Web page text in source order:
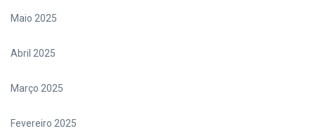
Maio 2025
Abril 2025
Março 2025
Fevereiro 2025